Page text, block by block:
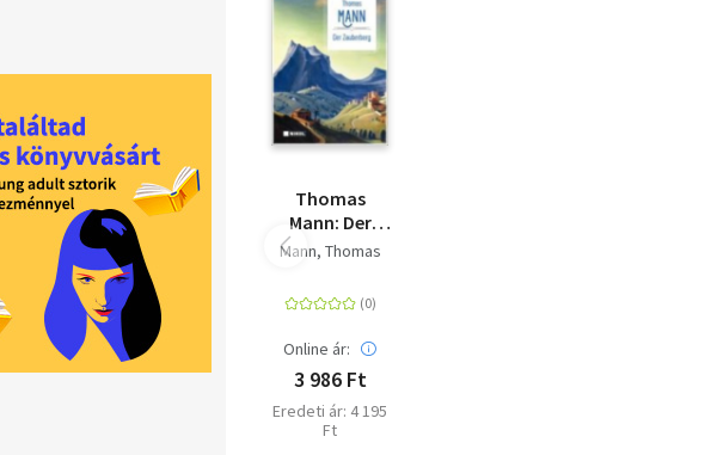
Thomas
Mann: Der
Zauberberg
Mann, Thomas
Online ár:
3 986 Ft
Eredeti ár: 4 195
Ft